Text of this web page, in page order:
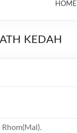
HOME
KEDAH